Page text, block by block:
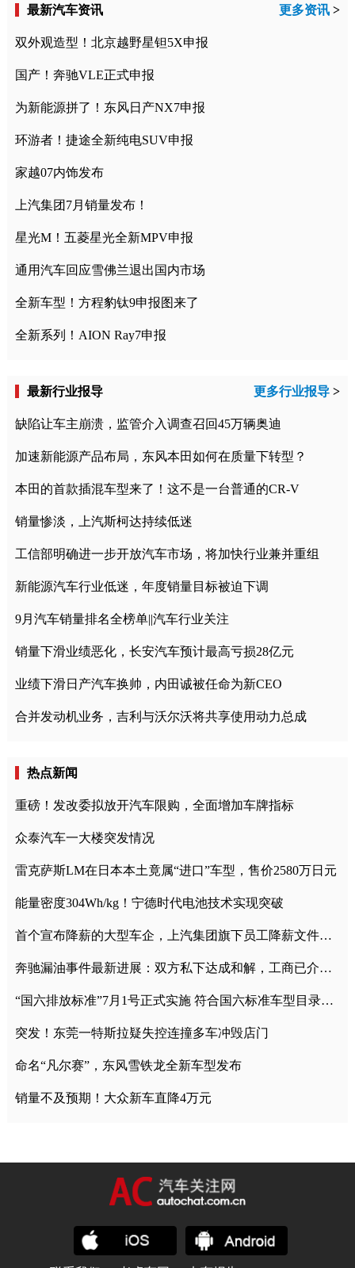
最新汽车资讯 更多资讯 >
双外观造型！北京越野星钽5X申报
国产！奔驰VLE正式申报
为新能源拼了！东风日产NX7申报
环游者！捷途全新纯电SUV申报
家越07内饰发布
上汽集团7月销量发布！
星光M！五菱星光全新MPV申报
通用汽车回应雪佛兰退出国内市场
全新车型！方程豹钛9申报图来了
全新系列！AION Ray7申报
最新行业报导 更多行业报导 >
缺陷让车主崩溃，监管介入调查召回45万辆奥迪
加速新能源产品布局，东风本田如何在质量下转型？
本田的首款插混车型来了！这不是一台普通的CR-V
销量惨淡，上汽斯柯达持续低迷
工信部明确进一步开放汽车市场，将加快行业兼并重组
新能源汽车行业低迷，年度销量目标被迫下调
9月汽车销量排名全榜单||汽车行业关注
销量下滑业绩恶化，长安汽车预计最高亏损28亿元
业绩下滑日产汽车换帅，内田诚被任命为新CEO
合并发动机业务，吉利与沃尔沃将共享使用动力总成
热点新闻
重磅！发改委拟放开汽车限购，全面增加车牌指标
众泰汽车一大楼突发情况
雷克萨斯LM在日本本土竟属“进口”车型，售价2580万日元
能量密度304Wh/kg！宁德时代电池技术实现突破
首个宣布降薪的大型车企，上汽集团旗下员工降薪文件曝光
奔驰漏油事件最新进展：双方私下达成和解，工商已介入调查
“国六排放标准”7月1号正式实施 符合国六标准车型目录一览
突发！东莞一特斯拉疑失控连撞多车冲毁店门
命名“凡尔赛”，东风雪铁龙全新车型发布
销量不及预期！大众新车直降4万元